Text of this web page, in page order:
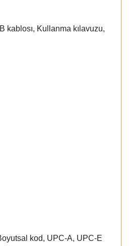
kablosı, Kullanma kılavuzu,
kod, UPC-A, UPC-E